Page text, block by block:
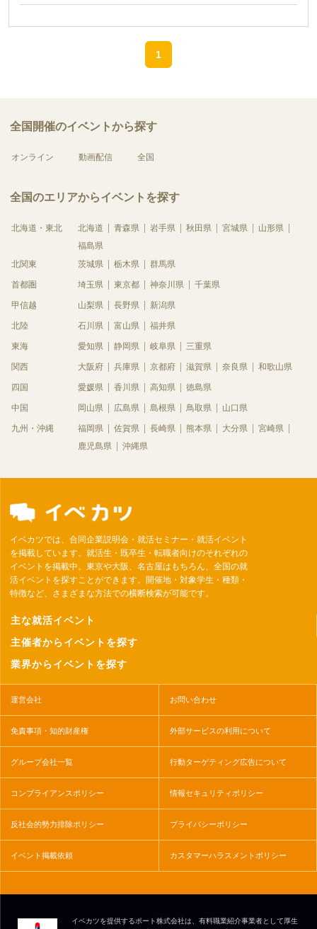
1
全国開催のイベントから探す
オンライン 動画配信 全国
全国のエリアからイベントを探す
北海道・東北 北海道 青森県 岩手県 秋田県 宮城県
山形県
福島県
北関東
茨城県 栃木県 群馬県
首都圏 埼玉県 東京都 神奈川県 千葉県
甲信越 山梨県 長野県 新潟県
北陸 石川県 富山県 福井県
東海 愛知県 静岡県 岐阜県 三重県
関西 大阪府 兵庫県 京都府 滋賀県 奈良県 和歌山県
四国 愛媛県 香川県 高知県 徳島県
中国 岡山県 広島県 島根県 鳥取県 山口県
九州・沖縄 福岡県 佐賀県 長崎県 熊本県 大分県
宮崎県
鹿児島県
沖縄県
イベカツでは、合同企業説明会・就活セミナー・就活イベント
を掲載しています。就活生・既卒生・転職者向けのそれぞれの
イベントを掲載中。東京や大阪、名古屋はもちろん、全国の就
活イベントを探すことができます。開催地・対象学生・種類・
特徴など、さまざまな方法での横断検索が可能です。
主な就活イベント
主催者からイベントを探す
業界からイベントを探す
運営会社 お問い合わせ
免責事項・知的財産権 外部サービスの利用について
グループ会社一覧 行動ターゲティング広告について
コンプライアンスポリシー 情報セキュリティポリシー
反社会的勢力排除ポリシー プライバシーポリシー
イベント掲載依頼 カスタマーハラスメントポリシー